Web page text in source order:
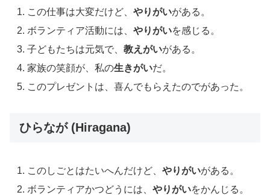
この仕事は大変だけど、やりがいがある。
ボランティア活動には、やりがいを感じる。
子どもたちは元気で、教えがいがある。
家族の笑顔が、私の生きがいだ。
このプレゼントは、喜んでもらえたのでがあった。
ひらなが (Hiragana)
このしごとはたいへんだけど、やりがいがある。
ボランティアかつどうには、やりがいをかんじる。